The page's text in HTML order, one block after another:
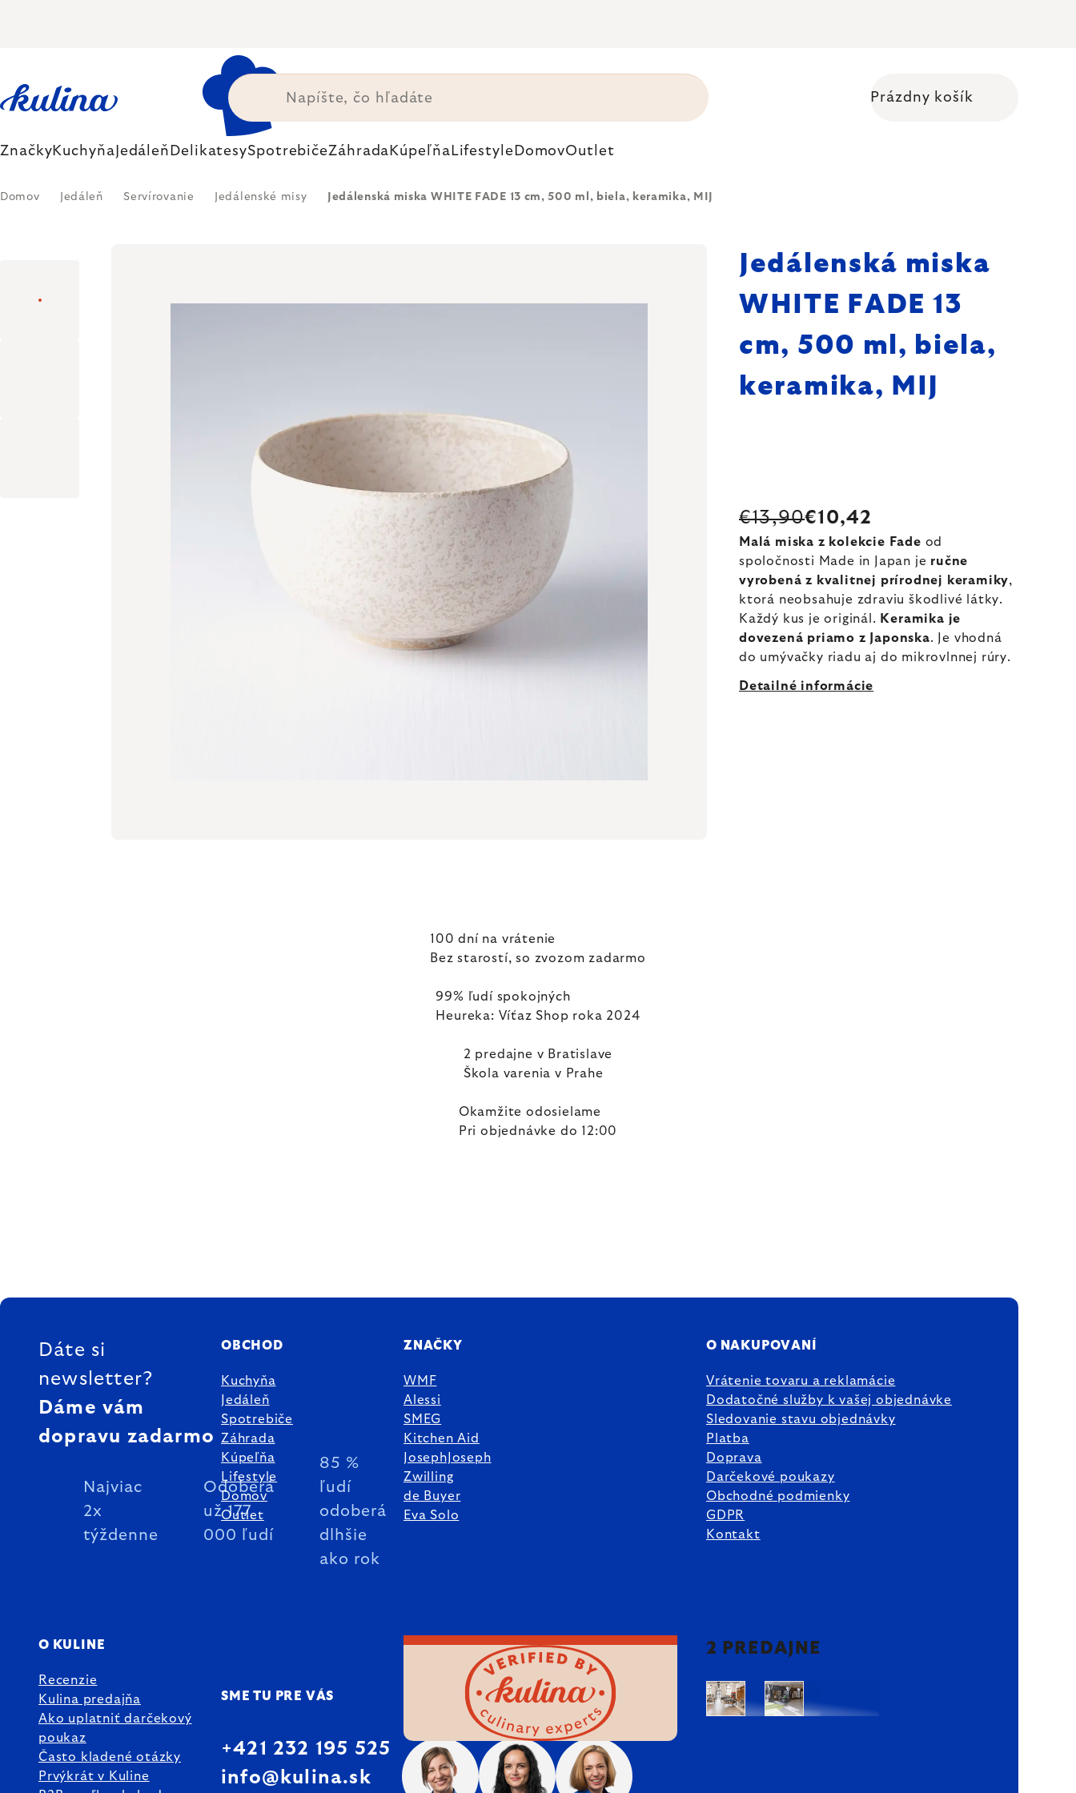
Prázdny košík
ZnačkyKuchyňa Jedáleň DelikatesySpotrebičeZáhrada Kúpeľňa Lifestyle DomovOutlet
Domov Jedáleň Servírovanie Jedálenské misy Jedálenská miska WHITE FADE 13 cm, 500 ml, biela, keramika, MIJ
Jedálenská miska
WHITE FADE 13
cm, 500 ml, biela,
keramika, MIJ
€13,90€10,42
Malá miska z kolekcie Fade od
spoločnosti Made in Japan je ručne
vyrobená z kvalitnej prírodnej keramiky,
ktorá neobsahuje zdraviu škodlivé látky.
Každý kus je originál. Keramika je
dovezená priamo z Japonska. Je vhodná
do umývačky riadu aj do mikrovlnnej rúry.
Detailné informácie
100 dní na vrátenie
Bez starostí, so zvozom zadarmo
99% ľudí spokojných
Heureka: Víťaz Shop roka 2024
2 predajne v Bratislave
Škola varenia v Prahe
Okamžite odosielame
Pri objednávke do 12:00
ZÁPÄTIE
Dáte si
newsletter?
Dáme vám
dopravu zadarmo
Najviac
2x
týždenne
Odoberá
už 177
000 ľudí
85 %
ľudí
odoberá
dlhšie
ako rok
OBCHOD
Kuchyňa
Jedáleň
Spotrebiče
Záhrada
Kúpeľňa
Lifestyle
Domov
Outlet
ZNAČKY
WMF
Alessi
SMEG
Kitchen Aid
JosephJoseph
Zwilling
de Buyer
Eva Solo
O NAKUPOVANÍ
Vrátenie tovaru a reklamácie
Dodatočné služby k vašej objednávke
Sledovanie stavu objednávky
Platba
Doprava
Darčekové poukazy
Obchodné podmienky
GDPR
Kontakt
O KULINE
Recenzie
Kulina predajňa
Ako uplatniť darčekový
poukaz
Často kladené otázky
Prvýkrát v Kuline
SME TU PRE VÁS
+421 232 195 525
info@kulina.sk
2 PREDAJNE